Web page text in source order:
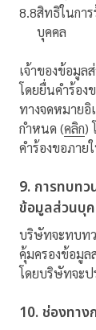
8.8สิทธิในกา
บุคคล
เจ้าของข้อมูล
โดยยื่นคำร้อ
ทางจดหมาย
กำหนด (คลิก)
คำร้องขอภาย
9. การทบท
ข้อมูลส่วนบุ
บริษัทจะทบท
คุ้มครองข้อมู
โดยบริษัทจะป
10. ช่องทา